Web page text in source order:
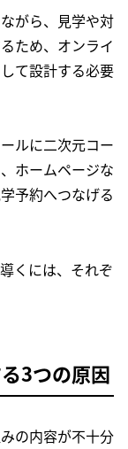
がら、見学や対
ため、オンライ
て設計する必要
ルに二次元コー
ホームページな
予約へつなげる
くには、それぞ
3つの原因
の内容が不十分